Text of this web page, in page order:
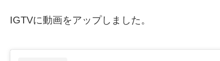
IGTVに動画をアップしました。